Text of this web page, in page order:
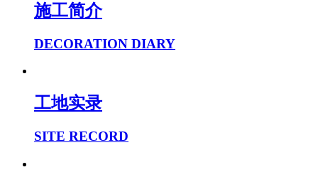
施工简介
DECORATION DIARY
工地实录
SITE RECORD